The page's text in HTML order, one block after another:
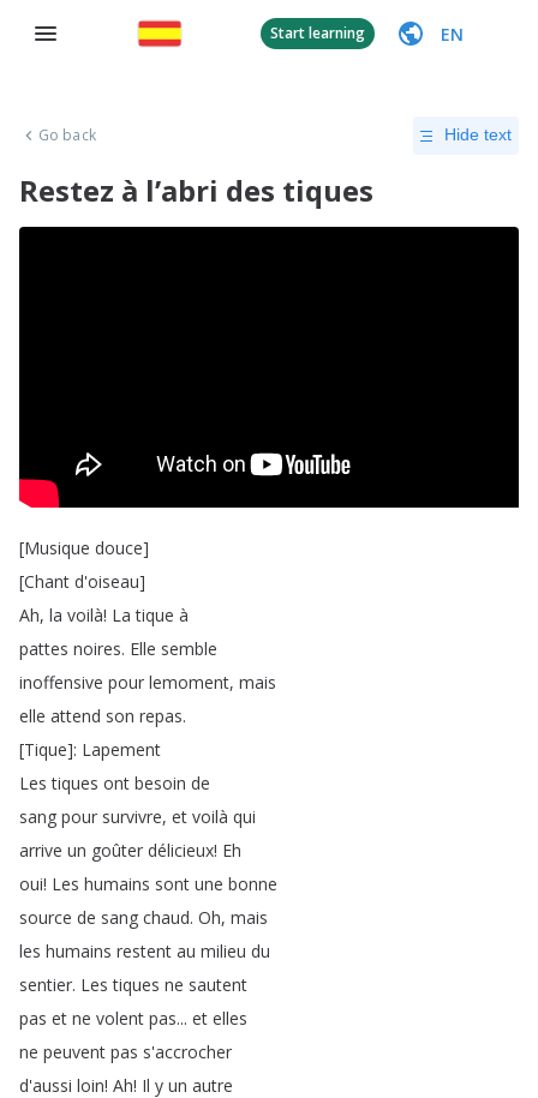
Start learning EN
Go back Hide text
Restez à l’abri des tiques
[Musique douce]
[Chant d'oiseau]
Ah, la voilà! La tique à
pattes noires. Elle semble
inoffensive pour lemoment, mais
elle attend son repas.
[Tique]: Lapement
Les tiques ont besoin de
sang pour survivre, et voilà qui
arrive un goûter délicieux! Eh
oui! Les humains sont une bonne
source de sang chaud. Oh, mais
les humains restent au milieu du
sentier. Les tiques ne sautent
pas et ne volent pas... et elles
ne peuvent pas s'accrocher
d'aussi loin! Ah! Il y un autre